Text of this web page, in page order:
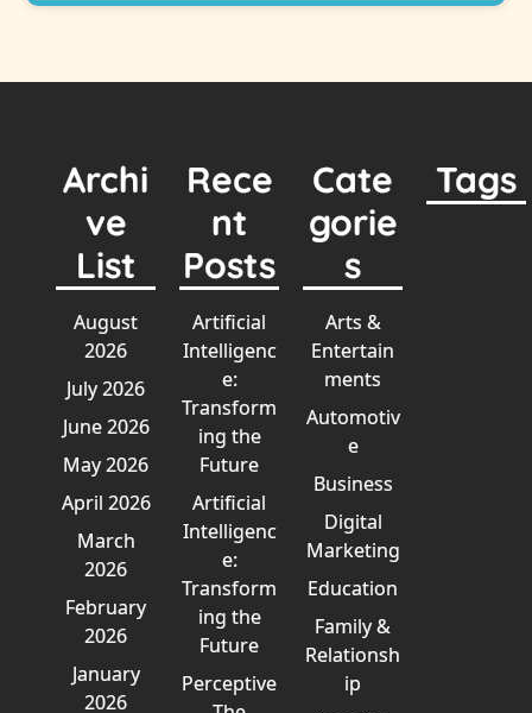
Archi
ve
List
August
2026
July 2026
June 2026
May 2026
April 2026
March
2026
February
2026
January
2026
Rece
nt
Posts
Artificial
Intelligenc
e:
Transform
ing the
Future
Artificial
Intelligenc
e:
Transform
ing the
Future
Perceptive
Cate
gorie
s
Arts &
Entertain
ments
Automotiv
e
Business
Digital
Marketing
Education
Family &
Relationsh
ip
Tags